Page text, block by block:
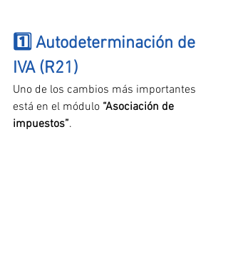
1️⃣ Autodeterminación de
IVA (R21)
Uno de los cambios más importantes
está en el módulo “Asociación de
impuestos”.